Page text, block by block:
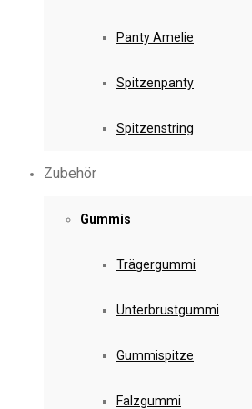
Panty Amelie
Spitzenpanty
Spitzenstring
Zubehör
Gummis
Trägergummi
Unterbrustgummi
Gummispitze
Falzgummi